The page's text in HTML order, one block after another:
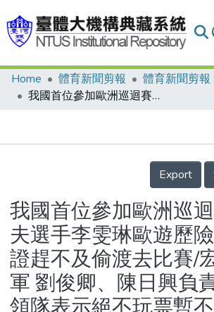
Communities & Collections
Statistics
Home 體育新聞剪報
體育新聞剪報
我國首位參加歐洲巡迴賽的高爾夫選手李雯琳歐遊歷險記5之2 簽證趕不及偷渡去比賽/宏國男籃成軍 劉俊卿、陳日興負責教練工作 領隊表示絕不玩票暫不聘傭兵
Details
Export
我國首位參加歐洲巡
夫選手李雯琳歐遊歷
證趕不及偷渡去比賽/
軍 劉俊卿、陳日興負